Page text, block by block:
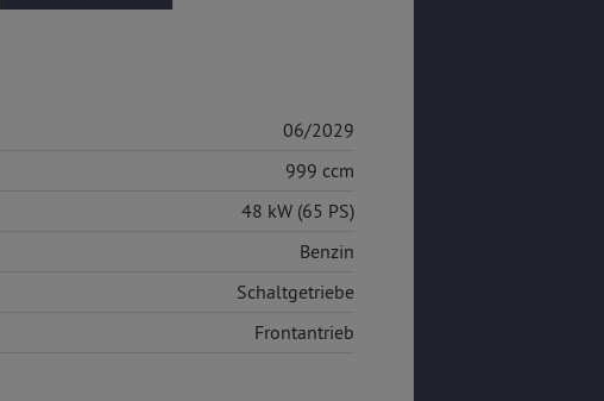
06/2029
999 ccm
48 kW (65 PS)
Benzin
Schaltgetriebe
Frontantrieb